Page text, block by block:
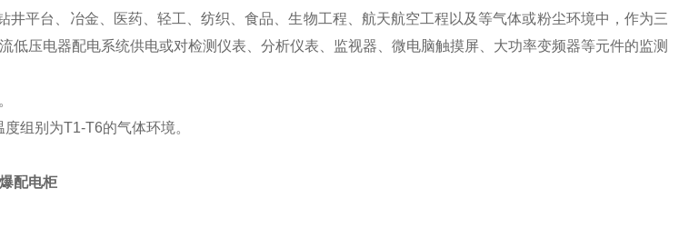
井平台、冶金、医药、轻工、纺织、食品、生物工程、航天航空工程以及等气体或粉尘环境中，作为三
低压电器配电系统供电或对检测仪表、分析仪表、监视器、微电脑触摸屏、大功率变频器等元件的监测
度组别为T1-T6的气体环境。
配电柜